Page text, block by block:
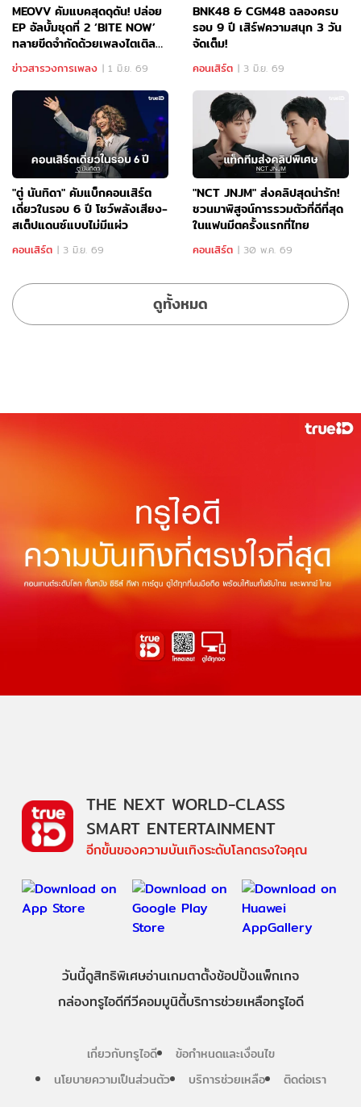
MEOVV คัมแบคสุดดุดัน! ปล่อย
EP อัลบั้มชุดที่ 2 ‘BITE NOW’
ทลายขีดจำกัดด้วยเพลงไตเติล
‘DDI RO RI’
ข่าวสารวงการเพลง | 1 มิ.ย. 69
BNK48 & CGM48 ฉลองครบ
รอบ 9 ปี เสิร์ฟความสนุก 3 วัน
จัดเต็ม!
คอนเสิร์ต | 3 มิ.ย. 69
"ตู่ นันทิดา" คัมแบ็กคอนเสิร์ต
เดี่ยวในรอบ 6 ปี โชว์พลังเสียง-
สเต็ปแดนซ์แบบไม่มีแผ่ว
คอนเสิร์ต | 3 มิ.ย. 69
"NCT JNJM" ส่งคลิปสุดน่ารัก!
ชวนมาพิสูจน์การรวมตัวที่ดีที่สุด
ในแฟนมีตครั้งแรกที่ไทย
คอนเสิร์ต | 30 พ.ค. 69
ดูทั้งหมด
THE NEXT WORLD-CLASS
SMART ENTERTAINMENT
อีกขั้นของความบันเทิงระดับโลกตรงใจคุณ
วันนี้ดูสิทธิพิเศษอ่านเกมตาตั้งช้อปปิ้งแพ็กเกจ
กล่องทรูไอดีทีวีคอมมูนิตี้บริการช่วยเหลือทรูไอดี
เกี่ยวกับทรูไอดี
ข้อกำหนดและเงื่อนไข
นโยบายความเป็นส่วนตัว
บริการช่วยเหลือ ติดต่อเรา